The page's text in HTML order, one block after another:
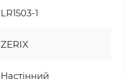
LR1503-1
ZERIX
Настінний